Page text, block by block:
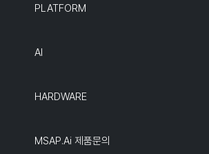
PLATFORM
AI
HARDWARE
MSAP.ai 제품문의